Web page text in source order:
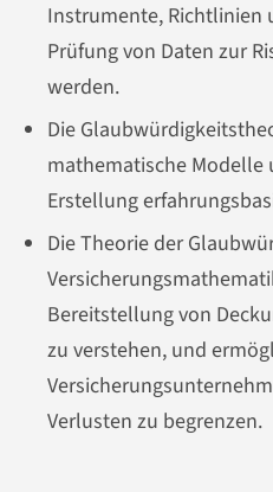
Instrumente, Richtlinien
Prüfung von Daten zur
werden.
Die
mathematische Modelle
Erstellung
Die Theorie der
Bereitstellung von
zu verstehen, und
Verlusten zu begrenzen.